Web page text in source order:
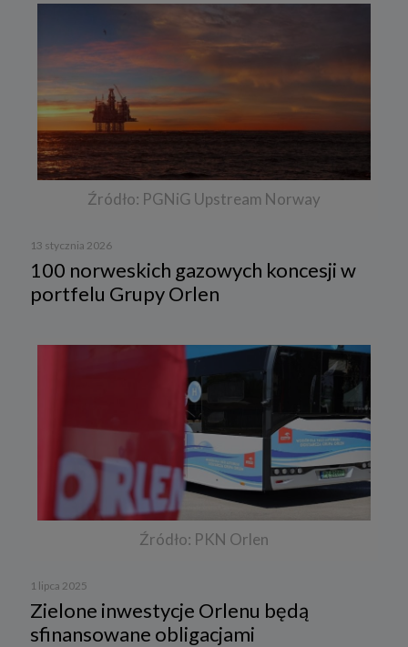
Źródło: PGNiG Upstream Norway
13 stycznia 2026
100 norweskich gazowych koncesji w
portfelu Grupy Orlen
Źródło: PKN Orlen
1 lipca 2025
Zielone inwestycje Orlenu będą
sfinansowane obligacjami